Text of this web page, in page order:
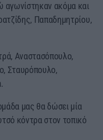
αγωνίστηκαν ακόμα και
Παπαδημητρίου,
Αναστασόπουλο,
Σταυρόπουλο,
μας θα δώσει μία
κόντρα στον τοπικό